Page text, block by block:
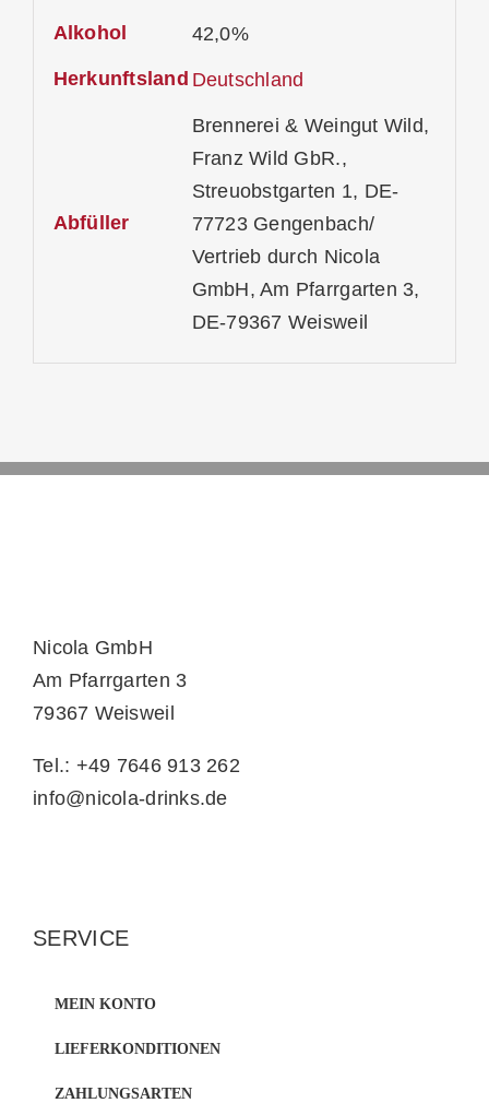
Alkohol 42,0%
Herkunftsland Deutschland
Abfüller
Brennerei & Weingut Wild,
Franz Wild GbR.,
Streuobstgarten 1, DE-
77723 Gengenbach/
Vertrieb durch Nicola
GmbH, Am Pfarrgarten 3,
DE-79367 Weisweil
Nicola GmbH
Am Pfarrgarten 3
79367 Weisweil
Tel.: +49 7646 913 262
info@nicola-drinks.de
SERVICE
MEIN KONTO
LIEFERKONDITIONEN
ZAHLUNGSARTEN